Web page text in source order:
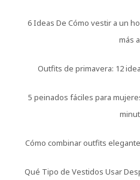
6 Ideas De Cómo vestir a un
más
Outfits de primavera: 12
5 peinados fáciles para
Cómo combinar outfits
Qué Tipo de Vestidos Usar